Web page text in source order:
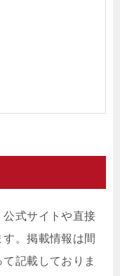
式サイトや直接
。掲載情報は間
記載しておりま